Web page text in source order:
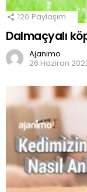
120 Paylaşım
Dalmaçyalı
Ajanimo
26 Haziran